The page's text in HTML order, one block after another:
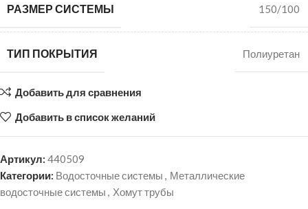
РАЗМЕР СИСТЕМЫ 150/100
ТИП ПОКРЫТИЯ Полиуретан
Добавить для сравнения
Добавить в список желаний
Артикул: 440509
Категории: Водосточные системы , Металлические
водосточные системы , Хомут трубы